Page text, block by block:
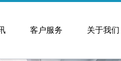
客户服务 关于我们